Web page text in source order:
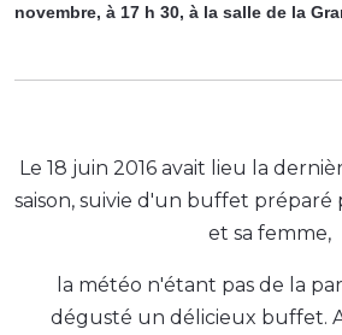
novembre, à 17 h 30, à la salle de la
Le 18 juin 2016 avait lieu la
saison, suivie d'un buffet
et sa femme,
la météo n'étant pas de la
dégusté un délicieux buffet.